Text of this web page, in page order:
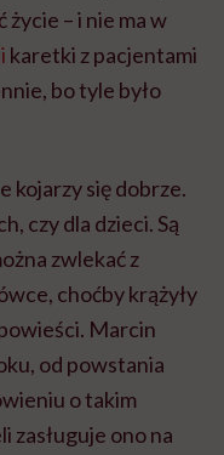
życie – i nie ma w
karetki z pacjentami
bo tyle było
kojarzy się dobrze.
czy dla dzieci. Są
zwlekać z
choćby krążyły
Marcin
od powstania
o takim
zasługuje ono na